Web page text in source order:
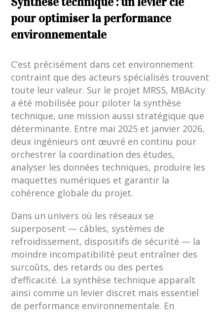
pour optimiser la performance
environnementale
C’est précisément dans cet environnement
contraint que des acteurs spécialisés trouvent
toute leur valeur. Sur le projet MRS5, MBAcity
a été mobilisée pour piloter la synthèse
technique, une mission aussi stratégique que
déterminante. Entre mai 2025 et janvier 2026,
deux ingénieurs ont œuvré en continu pour
orchestrer la coordination des études,
analyser les données techniques, produire les
maquettes numériques et garantir la
cohérence globale du projet.
Dans un univers où les réseaux se
superposent — câbles, systèmes de
refroidissement, dispositifs de sécurité — la
moindre incompatibilité peut entraîner des
surcoûts, des retards ou des pertes
d’efficacité. La synthèse technique apparaît
ainsi comme un levier discret mais essentiel
de performance environnementale. En